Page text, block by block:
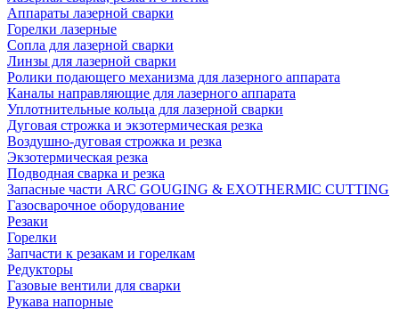
Аппараты лазерной сварки
Горелки лазерные
Сопла для лазерной сварки
Линзы для лазерной сварки
Ролики подающего механизма для лазерного аппарата
Каналы направляющие для лазерного аппарата
Уплотнительные кольца для лазерной сварки
Дуговая строжка и экзотермическая резка
Воздушно-дуговая строжка и резка
Экзотермическая резка
Подводная сварка и резка
Запасные части ARC GOUGING & EXOTHERMIC CUTTING
Газосварочное оборудование
Резаки
Горелки
Запчасти к резакам и горелкам
Редукторы
Газовые вентили для сварки
Рукава напорные